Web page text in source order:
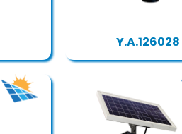
Y.A.126028